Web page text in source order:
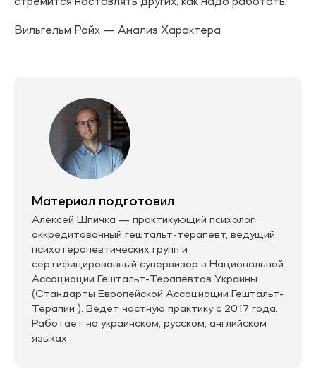
Вильгельм Райх — Анализ Характера
Материал подготовил
Алексей Шпичка — практикующий психолог,
аккредитованный гештальт-терапевт, ведущий
психотерапевтических групп и
сертифицированный супервизор в Национальной
Ассоциации Гештальт-Терапевтов Украины
(Стандарты Европейской Ассоциации Гештальт-
Терапии ). Ведет частную практику с 2017 года.
Работает на украинском, русском, английском
языках.